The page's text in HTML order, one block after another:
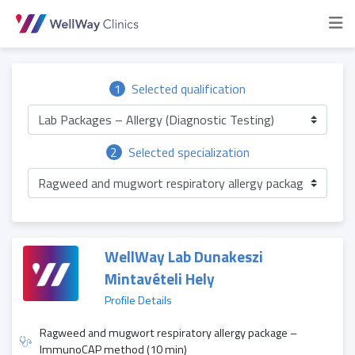
1 Selected qualification
Lab Packages – Allergy (Diagnostic Testing)
2
Selected specialization
Ragweed and mugwort respiratory allergy package –
WellWay Lab Dunakeszi
Mintavételi Hely
Profile Details
Ragweed and mugwort respiratory allergy package –
ImmunoCAP method (10 min)